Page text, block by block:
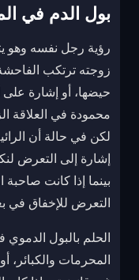
بول الدم في
رؤية رجل نفسه وهو
زوجته ترتكب
حيضها، أو إشارة على
محمودة في العلاقة
لكن في حالة أن
إشارة إلى التعرض
بينما إذا كانت
التعرض للإخفاق في
الحلم بالبول
المحرمات